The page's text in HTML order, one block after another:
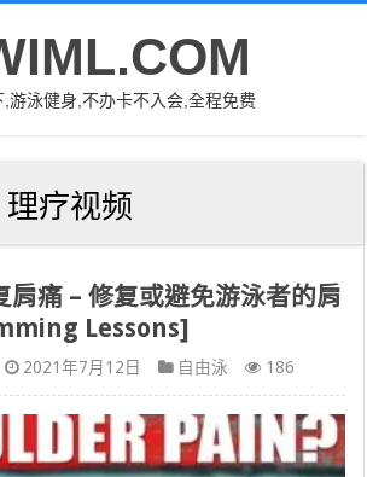
,游泳健身,不办卡不入会,全程免费
理疗视频
肩痛 – 修复或避免游泳者的肩
Lessons]
2021年7月12日 自由泳 186